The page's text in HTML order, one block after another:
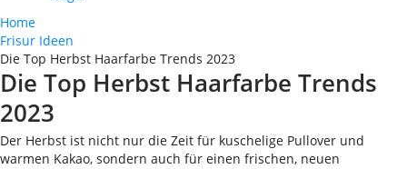
Home
Frisur Ideen
Die Top Herbst Haarfarbe Trends 2023
Die Top Herbst Haarfarbe Trends
2023
Der Herbst ist nicht nur die Zeit für kuschelige Pullover und
warmen Kakao, sondern auch für einen frischen, neuen